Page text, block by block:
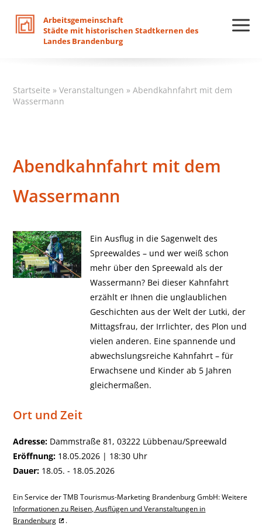
Arbeitsgemeinschaft
Städte mit historischen Stadtkernen des
Landes Brandenburg
Startseite »Veranstaltungen »Abendkahnfahrt mit dem
Wassermann
Abendkahnfahrt mit dem
Wassermann
Ein Ausflug in die Sagenwelt des
Spreewaldes – und wer weiß schon
mehr über den Spreewald als der
Wassermann? Bei dieser Kahnfahrt
erzählt er Ihnen die unglaublichen
Geschichten aus der Welt der Lutki, der
Mittagsfrau, der Irrlichter, des Plon und
vielen anderen. Eine spannende und
abwechslungsreiche Kahnfahrt – für
Erwachsene und Kinder ab 5 Jahren
gleichermaßen.
Ort und Zeit
Adresse: Dammstraße 81, 03222 Lübbenau/Spreewald
Eröffnung: 18.05.2026 | 18:30 Uhr
Dauer: 18.05. - 18.05.2026
Ein Service der TMB Tourismus-Marketing Brandenburg GmbH: Weitere
Informationen zu Reisen, Ausflügen und Veranstaltungen in
Brandenburg
.